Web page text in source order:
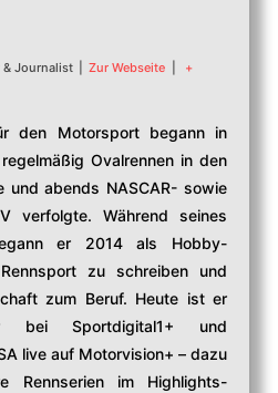
& Journalist Zur Webseite
+
den Motorsport begann in
Ovalrennen in den
und abends NASCAR- sowie
verfolgte. Während seines
er 2014 als Hobby-
zu schreiben und
zum Beruf. Heute ist er
bei Sportdigital1+ und
live auf Motorvision+ – dazu
Rennserien im Highlights-